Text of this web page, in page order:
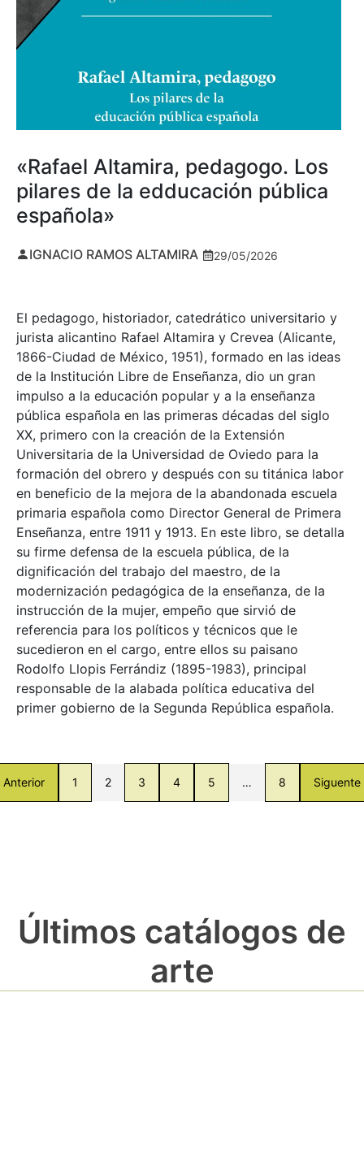
«Rafael Altamira, pedagogo. Los
pilares de la edducación pública
española»
IGNACIO RAMOS ALTAMIRA 29/05/2026
El pedagogo, historiador, catedrático universitario y
jurista alicantino Rafael Altamira y Crevea (Alicante,
1866-Ciudad de México, 1951), formado en las ideas
de la Institución Libre de Enseñanza, dio un gran
impulso a la educación popular y a la enseñanza
pública española en las primeras décadas del siglo
XX, primero con la creación de la Extensión
Universitaria de la Universidad de Oviedo para la
formación del obrero y después con su titánica labor
en beneficio de la mejora de la abandonada escuela
primaria española como Director General de Primera
Enseñanza, entre 1911 y 1913. En este libro, se detalla
su firme defensa de la escuela pública, de la
dignificación del trabajo del maestro, de la
modernización pedagógica de la enseñanza, de la
instrucción de la mujer, empeño que sirvió de
referencia para los políticos y técnicos que le
sucedieron en el cargo, entre ellos su paisano
Rodolfo Llopis Ferrándiz (1895-1983), principal
responsable de la alabada política educativa del
primer gobierno de la Segunda República española.
Anterior 1 2 3 4 5 … 8 Siguente
Últimos catálogos de
arte